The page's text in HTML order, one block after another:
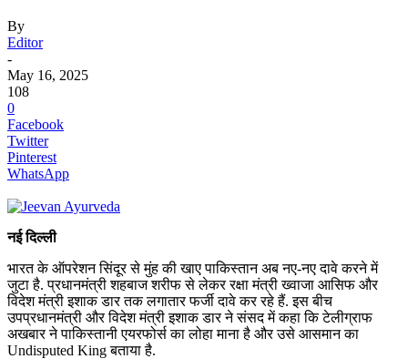
By
Editor
-
May 16, 2025
108
0
Facebook
Twitter
Pinterest
WhatsApp
नई दिल्ली
भारत के ऑपरेशन सिंदूर से मुंह की खाए पाकिस्तान अब नए-नए दावे करने में
जुटा है. प्रधानमंत्री शहबाज शरीफ से लेकर रक्षा मंत्री ख्वाजा आसिफ और
विदेश मंत्री इशाक डार तक लगातार फर्जी दावे कर रहे हैं. इस बीच
उपप्रधानमंत्री और विदेश मंत्री इशाक डार ने संसद में कहा कि टेलीग्राफ
अखबार ने पाकिस्तानी एयरफोर्स का लोहा माना है और उसे आसमान का
Undisputed King बताया है.